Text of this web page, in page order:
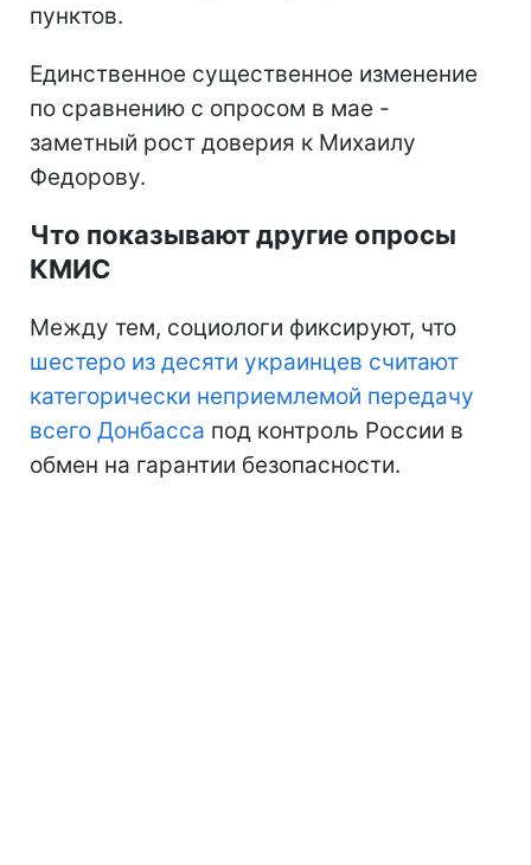
пунктов.
Единственное существенное изменение
по сравнению с опросом в мае -
заметный рост доверия к Михаилу
Федорову.
Что показывают другие опросы
КМИС
Между тем, социологи фиксируют, что
шестеро из десяти украинцев считают
категорически неприемлемой передачу
всего Донбасса под контроль России в
обмен на гарантии безопасности.